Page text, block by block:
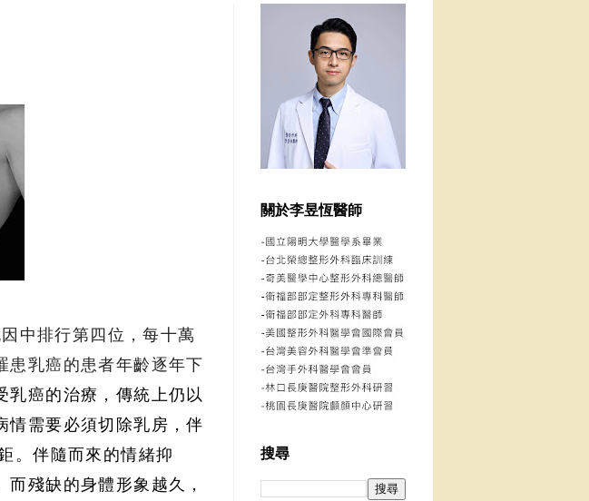
中排行第四位 ，每十萬
患乳癌的患者年齡逐年下
乳癌的治療，傳統上仍以
情需要必須切除乳房，伴
。伴隨而來的情緒抑
殘缺的身體形象越久，
關於李昱恆醫師
搜尋